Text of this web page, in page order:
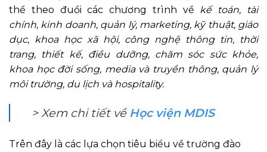
thể theo đuổi các chương trình về kế toán, tài
chính, kinh doanh, quản lý, marketing, kỹ thuật, giáo
dục, khoa học xã hội, công nghệ thông tin, thời
trang, thiết kế, điều dưỡng, chăm sóc sức khỏe,
khoa học đời sống, media và truyền thông, quản lý
môi trường, du lịch và hospitality.
> Xem chi tiết về Học viện MDIS
Trên đây là các lựa chọn tiêu biểu về trường đào